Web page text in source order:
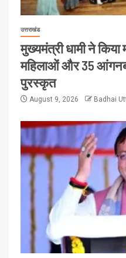
उत्तराखंड
मुख्यमंत्री धामी ने किया
महिलाओं और 35
पुरस्कृत
August 9, 2026 Badhai